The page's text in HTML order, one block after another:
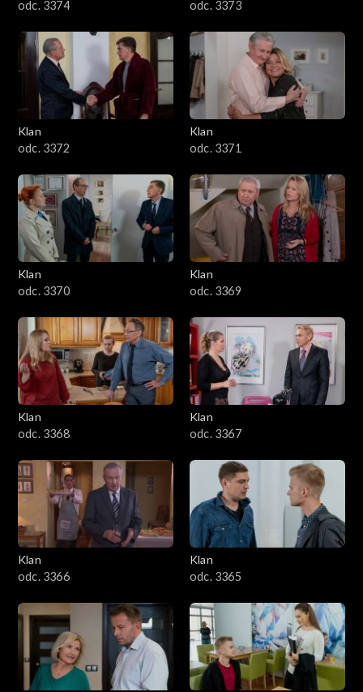
odc. 3374 odc. 3373
Klan
odc. 3372
Klan
odc. 3371
Klan
odc. 3370
Klan
odc. 3369
Klan
odc. 3368
Klan
odc. 3367
Klan
odc. 3366
Klan
odc. 3365